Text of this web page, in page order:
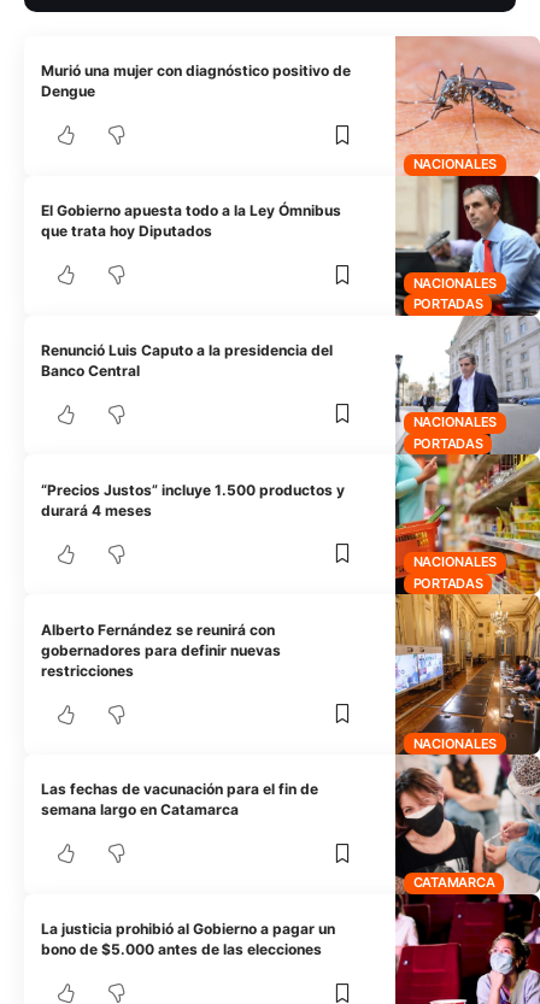
NACIONALES
Murió una mujer con diagnóstico positivo de
Dengue
NACIONALES
PORTADAS
El Gobierno apuesta todo a la Ley Ómnibus
que trata hoy Diputados
NACIONALES
PORTADAS
Renunció Luis Caputo a la presidencia del
Banco Central
NACIONALES
PORTADAS
“Precios Justos” incluye 1.500 productos y
durará 4 meses
NACIONALES
Alberto Fernández se reunirá con
gobernadores para definir nuevas
restricciones
CATAMARCA
Las fechas de vacunación para el fin de
semana largo en Catamarca
La justicia prohibió al Gobierno a pagar un
bono de $5.000 antes de las elecciones